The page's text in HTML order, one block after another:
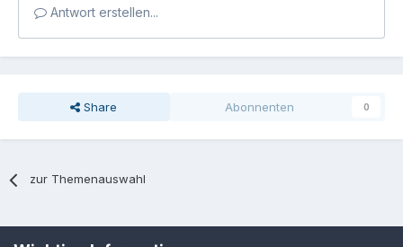
Antwort erstellen...
Share Abonnenten 0
zur Themenauswahl